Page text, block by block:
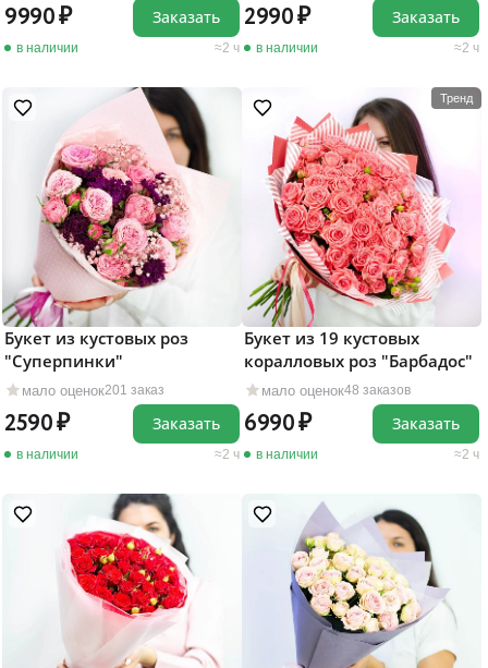
9990
в наличии 2 ч
Заказать 2990
в наличии 2 ч
Заказать
мало оценок201 заказ
Букет из кустовых роз
"Суперпинки"
2590
в наличии 2 ч
Заказать
Тренд
мало оценок48 заказов
Букет из 19 кустовых
коралловых роз "Барбадос"
6990
в наличии 2 ч
Заказать